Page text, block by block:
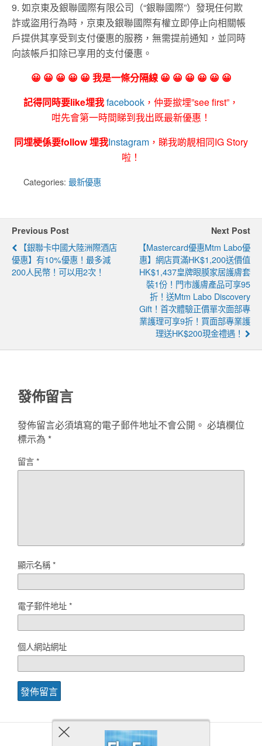
9. 如京東及銀聯國際有限公司（“銀聯國際”）發現任何欺
詐或盜用行為時，京東及銀聯國際有權立即停止向相關帳
戶提供其享受到支付優惠的服務，無需提前通知，並同時
向該帳戶扣除已享用的支付優惠。
😀 😀 😀 😀 😀 我是一條分隔線 😀 😀 😀 😀 😀 😀
記得同時要like埋我facebook ，仲要撳埋”see first”，
咁先會第一時間睇到我出既最新優惠！
同埋梗係要follow 埋我Instagram ，睇我啲靚相同IG Story
啦！
Categories: 最新優惠
Previous Post
【銀聯卡中國大陸洲際酒店
優惠】有10%優惠！最多減
200人民幣！可以用2次！
Next Post
【Mastercard優惠mtm Labo優
惠】網店買滿HK$1,200送價值
HK$1,437皇牌眼膜家居護膚套
裝1份！門市護膚產品可享95
折！送mtm Labo Discovery
Gift！首次體驗正價單次面部專
業護理可享9折！買面部專業護
理送HK$200現金禮遇！
發佈留言
發佈留言必須填寫的電子郵件地址不會公開。 必填欄位
標示為 *
留言*
顯示名稱*
電子郵件地址*
個人網站網址